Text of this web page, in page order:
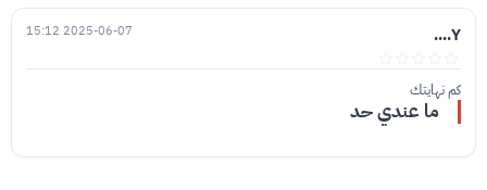
Y....
2025-06-07 15:12
كم نهايتك
ما عندي حد